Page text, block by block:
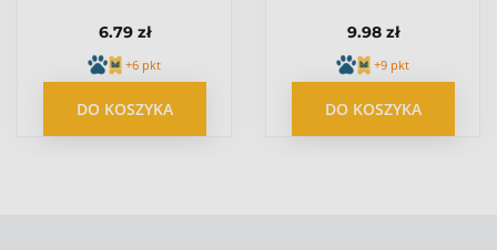
6.79 zł
+6 pkt
DO KOSZYKA
168g [25226]
9.98 zł
+9 pkt
DO KOSZYKA